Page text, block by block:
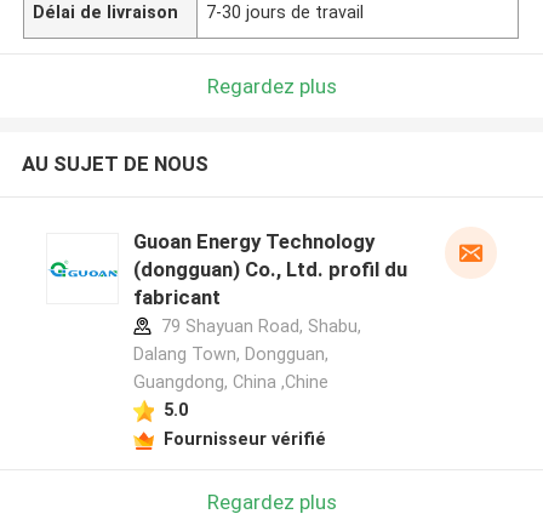
Délai de livraison 7-30 jours de travail
Regardez plus
AU SUJET DE NOUS
Guoan Energy Technology
(dongguan) Co., Ltd. profil du
fabricant
79 Shayuan Road, Shabu,
Dalang Town, Dongguan,
Guangdong, China ,Chine
5.0
Fournisseur vérifié
Regardez plus